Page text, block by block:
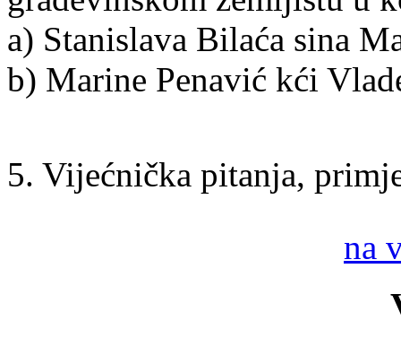
a) Stanislava Bilaća sina
b) Marine Penavić kći
5. Vijećnička pitanja,
na